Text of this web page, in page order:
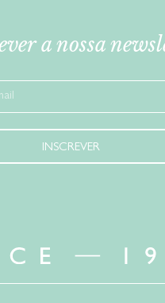
a nossa
INSCREVER